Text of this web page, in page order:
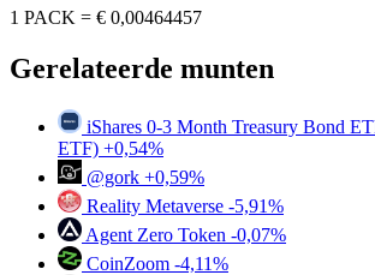
1 PACK = € 0,00464457
Gerelateerde munten
iShares 0-3 Month Treasury Bond
ETF) +0,54%
@gork +0,59%
Reality Metaverse -5,91%
Agent Zero Token -0,07%
CoinZoom -4,11%